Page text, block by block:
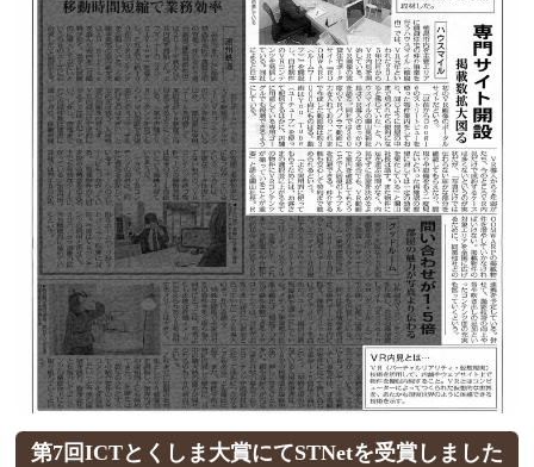
第7回ICTとくしま大賞にてSTNetを受賞しました